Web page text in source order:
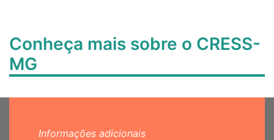
Conheça mais sobre o CRESS-
MG
Informações adicionais